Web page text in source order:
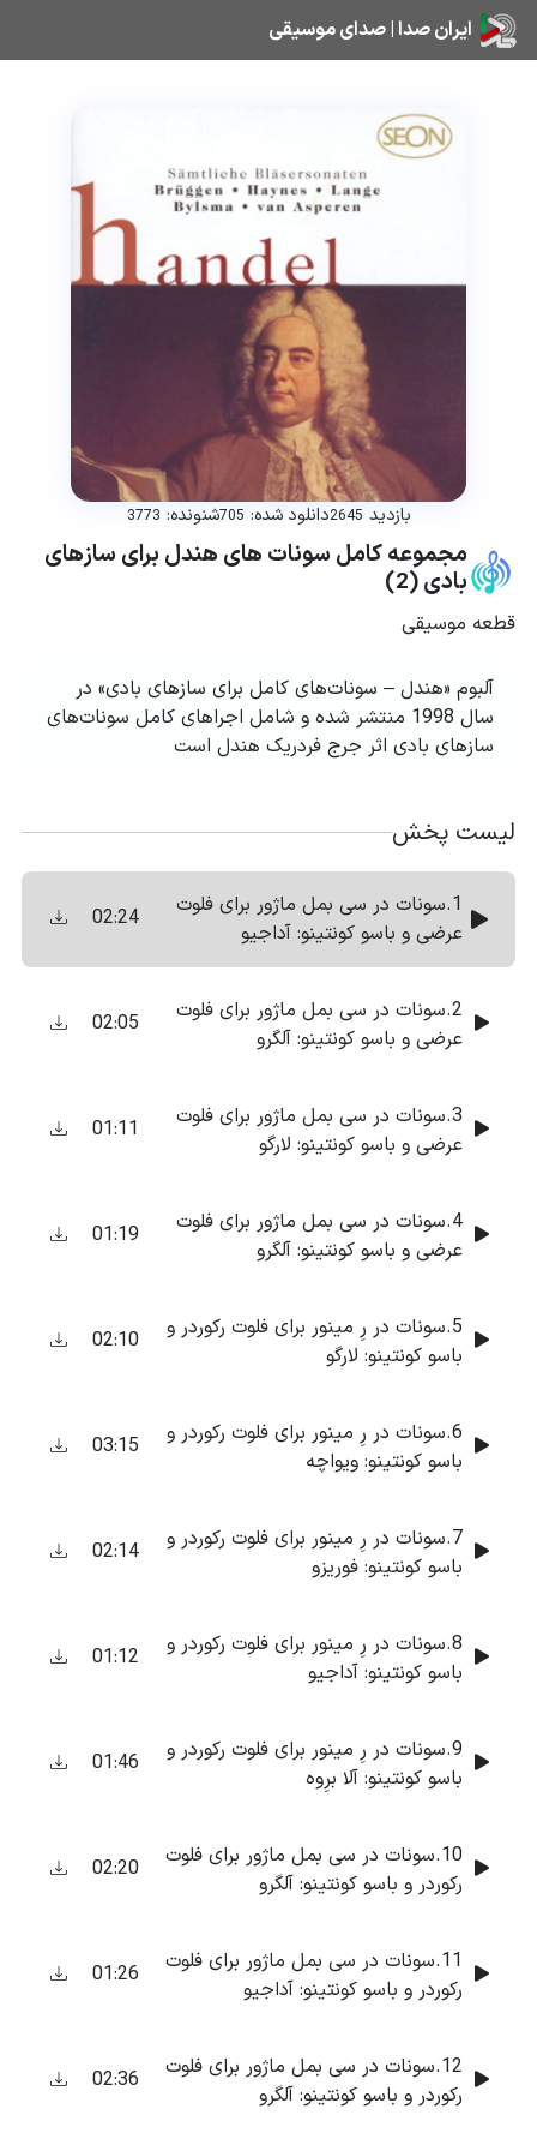
ایران صدا | صدای موسیقی
بازدید 2645دانلود شده: 705شنونده: 3773
مجموعه کامل سونات های هندل برای سازهای
بادی (2)
قطعه موسیقی
آلبوم «هندل – سونات‌های کامل برای سازهای بادی» در
سال 1998 منتشر شده و شامل اجراهای کامل سونات‌های
سازهای بادی اثر جرج فردریک هندل است
لیست پخش
1.سونات در سی بمل ماژور برای فلوت
عرضی و باسو کونتینو: آداجیو
02:24
2.سونات در سی بمل ماژور برای فلوت
عرضی و باسو کونتینو: آلگرو
02:05
3.سونات در سی بمل ماژور برای فلوت
عرضی و باسو کونتینو: لارگو
01:11
4.سونات در سی بمل ماژور برای فلوت
عرضی و باسو کونتینو: آلگرو
01:19
5.سونات در رِ مینور برای فلوت رکوردر و
باسو کونتینو: لارگو
02:10
6.سونات در رِ مینور برای فلوت رکوردر و
باسو کونتینو: ویواچه
03:15
7.سونات در رِ مینور برای فلوت رکوردر و
باسو کونتینو: فوریزو
02:14
8.سونات در رِ مینور برای فلوت رکوردر و
باسو کونتینو: آداجیو
01:12
9.سونات در رِ مینور برای فلوت رکوردر و
باسو کونتینو: آلا برِوه
01:46
10.سونات در سی بمل ماژور برای فلوت
رکوردر و باسو کونتینو: آلگرو
02:20
11.سونات در سی بمل ماژور برای فلوت
رکوردر و باسو کونتینو: آداجیو
01:26
12.سونات در سی بمل ماژور برای فلوت
رکوردر و باسو کونتینو: آلگرو
02:36